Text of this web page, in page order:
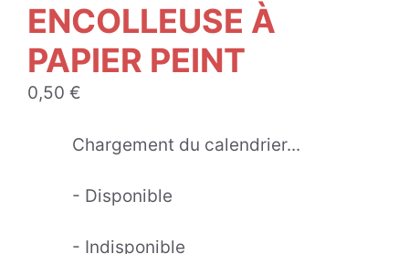
ENCOLLEUSE À
PAPIER PEINT
0,50 €
Chargement du calendrier...
- Disponible
- Indisponible